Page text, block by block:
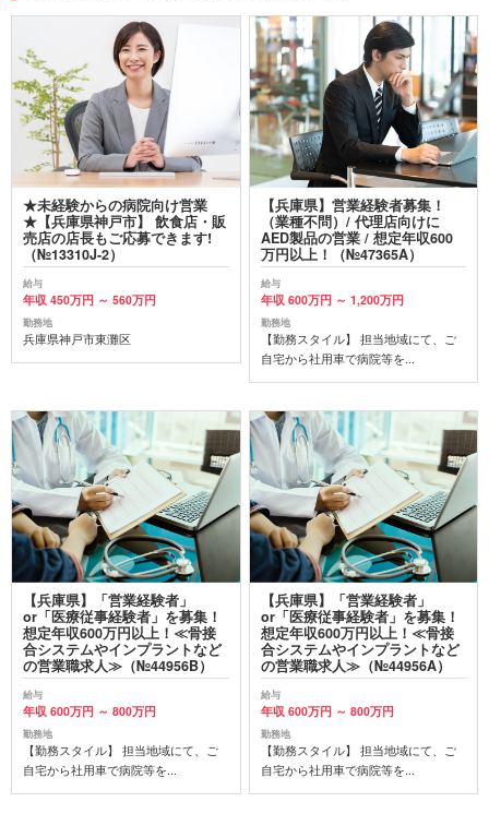
★未経験からの病院向け営業
★【兵庫県神戸市】 飲食店・販
売店の店長もご応募できます!
（№13310J-2）
給与
年収 450万円 ～ 560万円
勤務地
兵庫県神戸市東灘区
【兵庫県】営業経験者募集！
（業種不問）/ 代理店向けに
AED製品の営業 / 想定年収600
万円以上！（№47365A）
給与
年収 600万円 ～ 1,200万円
勤務地
【勤務スタイル】 担当地域にて、ご
自宅から社用車で病院等を...
【兵庫県】「営業経験者」
or「医療従事経験者」を募集！
想定年収600万円以上！≪骨接
合システムやインプラントなど
の営業職求人≫（№44956B）
給与
年収 600万円 ～ 800万円
勤務地
【勤務スタイル】 担当地域にて、ご
自宅から社用車で病院等を...
【兵庫県】「営業経験者」
or「医療従事経験者」を募集！
想定年収600万円以上！≪骨接
合システムやインプラントなど
の営業職求人≫（№44956A）
給与
年収 600万円 ～ 800万円
勤務地
【勤務スタイル】 担当地域にて、ご
自宅から社用車で病院等を...